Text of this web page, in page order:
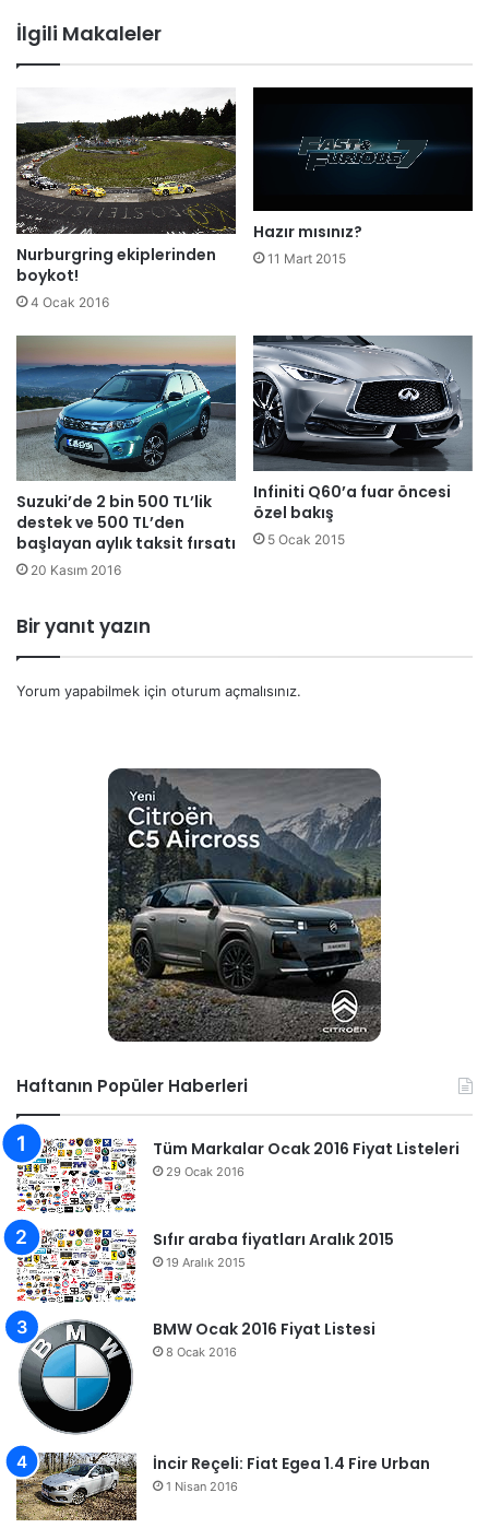
İlgili Makaleler
Nurburgring ekiplerinden
boykot!
4 Ocak 2016
Hazır mısınız?
11 Mart 2015
Suzuki’de 2 bin 500 TL’lik
destek ve 500 TL’den
başlayan aylık taksit fırsatı
20 Kasım 2016
Infiniti Q60’a fuar öncesi
özel bakış
5 Ocak 2015
Bir yanıt yazın
Yorum yapabilmek için oturum açmalısınız.
Haftanın Popüler Haberleri
Tüm Markalar Ocak 2016 Fiyat Listeleri
29 Ocak 2016
Sıfır araba fiyatları Aralık 2015
19 Aralık 2015
BMW Ocak 2016 Fiyat Listesi
8 Ocak 2016
İncir Reçeli: Fiat Egea 1.4 Fire Urban
1 Nisan 2016